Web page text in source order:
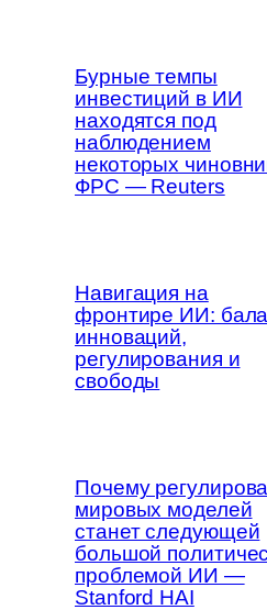
Бурные темпы
инвестиций в ИИ
находятся под
наблюдением
некоторых
ФРС — Reuters
Навигация на
фронтире ИИ:
инноваций,
регулирования и
свободы
Почему
мировых моделей
станет следующей
большой
проблемой ИИ —
Stanford HAI